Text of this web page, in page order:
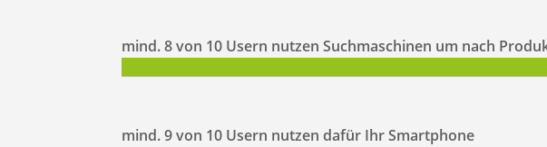
mind. 8 von 10 Usern nutzen Suchmaschinen um nach
mind. 9 von 10 Usern nutzen dafür Ihr Smartphone